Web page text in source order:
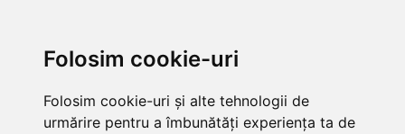
Folosim cookie-uri
Folosim cookie-uri și alte tehnologii de
urmărire pentru a îmbunătăți experiența ta de